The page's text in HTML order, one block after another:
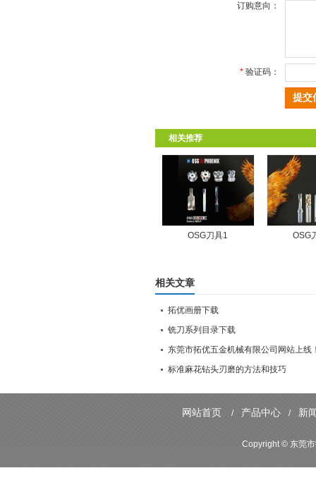
订购意向：
* 验证码：
相关推荐
OSG刀具1 OSG
相关文章
拓优画册下载
铣刀系列目录下载
东莞市拓优五金机械有限公司网站上线
标准麻花钻头刃磨的方法和技巧
网站首页 / 产品中心 / 新
Copyright © 东莞